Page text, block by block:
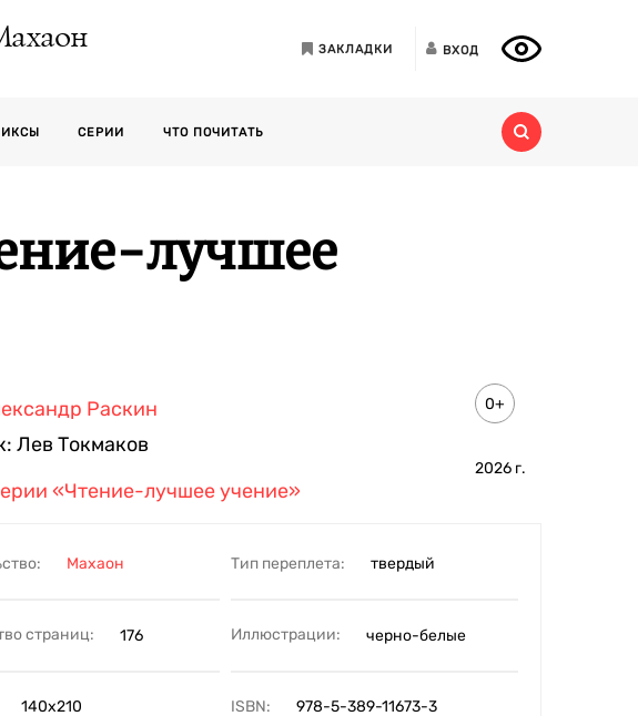
ЗАКЛАДКИ ВХОД
СЕРИИ ЧТО ПОЧИТАТЬ
лучшее
Раскин
Лев Токмаков
0+
2026 г.
«Чтение-лучшее учение»
Махаон Тип переплета: твердый
страниц: 176 Иллюстрации: черно-белые
140х210 ISBN: 978-5-389-11673-3